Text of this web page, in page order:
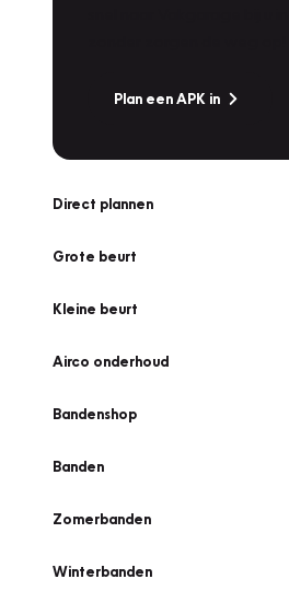
Plan een APK in
Direct plannen
Grote beurt
Kleine beurt
Airco onderhoud
Bandenshop
Banden
Zomerbanden
Winterbanden